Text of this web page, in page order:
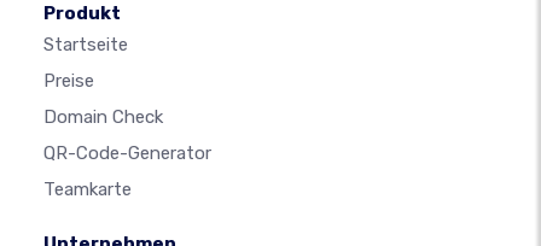
Produkt
Startseite
Preise
Domain Check
QR-Code-Generator
Teamkarte